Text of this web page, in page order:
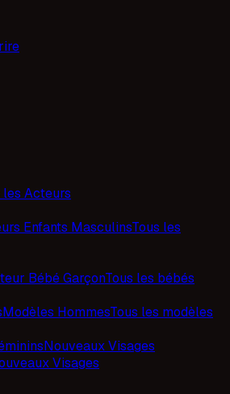
les Acteurs
Enfants MasculinsTous les
Bébé GarçonTous les bébés
Modèles HommesTous les modèles
Nouveaux Visages
Visages